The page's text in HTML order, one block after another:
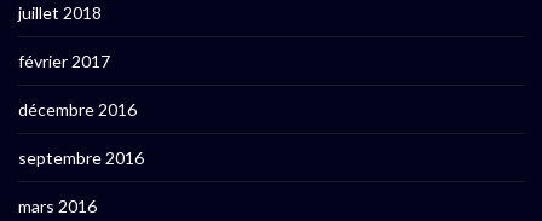
juillet 2018
février 2017
décembre 2016
septembre 2016
mars 2016